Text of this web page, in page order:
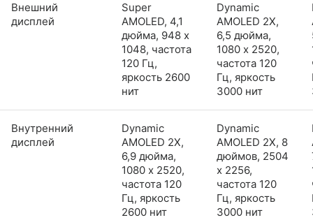
Внешний
дисплей
Super
AMOLED, 4,1
дюйма, 948 x
1048, частота
120 Гц,
яркость 2600
нит
Dynamic
AMOLED 2X,
6,5 дюйма,
1080 x 2520,
частота 120
Гц, яркость
3000 нит
Внутренний
дисплей
Dynamic
AMOLED 2X,
6,9 дюйма,
1080 x 2520,
частота 120
Гц, яркость
2600 нит
Dynamic
AMOLED 2X, 8
дюймов, 2504
x 2256,
частота 120
Гц, яркость
3000 нит